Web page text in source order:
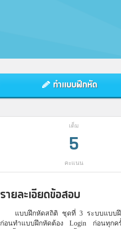
ทำแบบฝึกหัด
เต็ม
5
คะแนน
รายละเอียดข้อสอบ
แบบฝึกหัดสถิติ ชุดที่ 3 ระบบแบบฝึ
ก่อนทำแบบฝึกหัดต้อง Login ก่อนทุกครั้